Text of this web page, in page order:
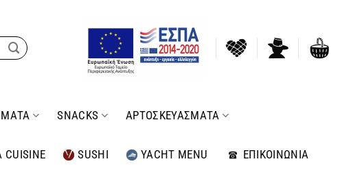
SNACKS ΑΡΤΟΣΚΕΥΑΣΜΑΤΑ
CUISINE SUSHI YACHT MENU ΕΠΙΚΟΙΝΩΝΙΑ